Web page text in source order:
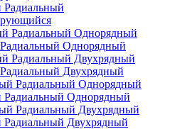
Однорядный
Двухрядный
Радиальный Однорядный
Радиальный Двухрядный